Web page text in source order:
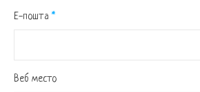
Е-пошта *
Веб место